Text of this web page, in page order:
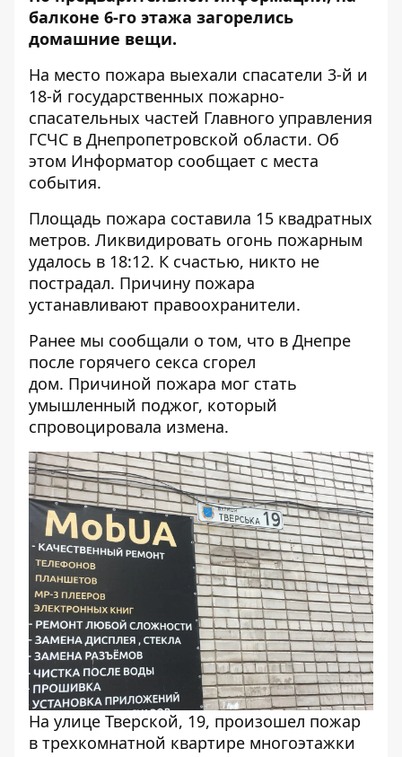
балконе 6-го этажа загорелись
домашние вещи.
На место пожара выехали спасатели 3-й и
18-й государственных пожарно-
спасательных частей Главного управления
ГСЧС в Днепропетровской области. Об
этом Информатор сообщает с места
события.
Площадь пожара составила 15 квадратных
метров. Ликвидировать огонь пожарным
удалось в 18:12. К счастью, никто не
пострадал. Причину пожара
устанавливают правоохранители.
Ранее мы сообщали о том, что в Днепре
после горячего секса сгорел
дом. Причиной пожара мог стать
умышленный поджог, который
спровоцировала измена.
На улице Тверской, 19, произошел пожар
в трехкомнатной квартире многоэтажки